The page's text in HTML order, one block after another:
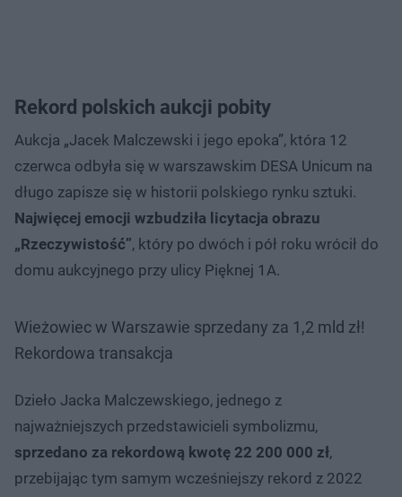
Rekord polskich aukcji pobity
Aukcja „Jacek Malczewski i jego epoka”, która 12
czerwca odbyła się w warszawskim DESA Unicum na
długo zapisze się w historii polskiego rynku sztuki.
Najwięcej emocji wzbudziła licytacja obrazu
„Rzeczywistość”, który po dwóch i pół roku wrócił do
domu aukcyjnego przy ulicy Pięknej 1A.
Wieżowiec w Warszawie sprzedany za 1,2 mld zł!
Rekordowa transakcja
Dzieło Jacka Malczewskiego, jednego z
najważniejszych przedstawicieli symbolizmu,
sprzedano za rekordową kwotę 22 200 000 zł,
przebijając tym samym wcześniejszy rekord z 2022